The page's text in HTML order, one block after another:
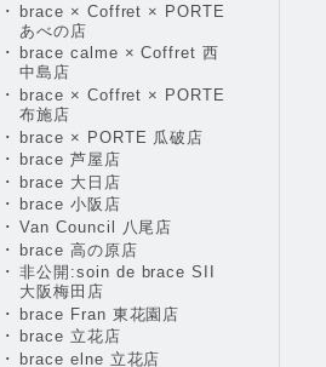
brace × Coffret × PORTE
あべの店
brace calme × Coffret 西
中島店
brace × Coffret × PORTE
布施店
brace × PORTE 瓜破店
brace 芦屋店
brace 大日店
brace 小阪店
Van Council 八尾店
brace 高の原店
非公開:soin de brace SII
大阪梅田店
brace Fran 東花園店
brace 立花店
brace elne 立花店